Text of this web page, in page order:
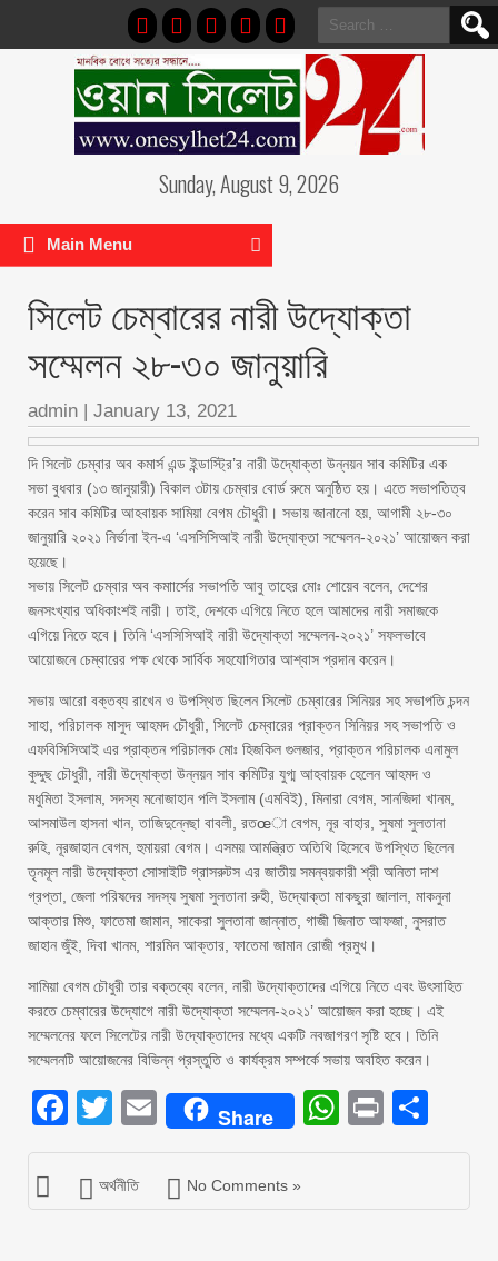
Search
for:
Sunday, August 9, 2026
Main Menu
সিলেট চেম্বারের নারী উদ্যোক্তা
সম্মেলন ২৮-৩০ জানুয়ারি
admin | January 13, 2021
দি সিলেট চেম্বার অব কমার্স এন্ড ইন্ডাস্ট্রি’র নারী উদ্যোক্তা উন্নয়ন সাব কমিটির এক
সভা বুধবার (১৩ জানুয়ারী) বিকাল ৩টায় চেম্বার বোর্ড রুমে অনুষ্ঠিত হয়। এতে সভাপতিত্ব
করেন সাব কমিটির আহবায়ক সামিয়া বেগম চৌধুরী। সভায় জানানো হয়, আগামী ২৮-৩০
জানুয়ারি ২০২১ নির্ভানা ইন-এ ‘এসসিসিআই নারী উদ্যোক্তা সম্মেলন-২০২১’ আয়োজন করা
হয়েছে।
সভায় সিলেট চেম্বার অব কমাার্সের সভাপতি আবু তাহের মোঃ শোয়েব বলেন, দেশের
জনসংখ্যার অধিকাংশই নারী। তাই, দেশকে এগিয়ে নিতে হলে আমাদের নারী সমাজকে
এগিয়ে নিতে হবে। তিনি ‘এসসিসিআই নারী উদ্যোক্তা সম্মেলন-২০২১’ সফলভাবে
আয়োজনে চেম্বারের পক্ষ থেকে সার্বিক সহযোগিতার আশ্বাস প্রদান করেন।
সভায় আরো বক্তব্য রাখেন ও উপস্থিত ছিলেন সিলেট চেম্বারের সিনিয়র সহ সভাপতি চন্দন
সাহা, পরিচালক মাসুদ আহমদ চৌধুরী, সিলেট চেম্বারের প্রাক্তন সিনিয়র সহ সভাপতি ও
এফবিসিসিআই এর প্রাক্তন পরিচালক মোঃ হিজকিল গুলজার, প্রাক্তন পরিচালক এনামুল
কুদ্দুছ চৌধুরী, নারী উদ্যোক্তা উন্নয়ন সাব কমিটির যুগ্ম আহবায়ক হেলেন আহমদ ও
মধুমিতা ইসলাম, সদস্য মনোজাহান পলি ইসলাম (এমবিই), মিনারা বেগম, সানজিদা খানম,
আসমাউল হাসনা খান, তাজিদুন্নেছা বাবলী, রতœা বেগম, নূর বাহার, সুষমা সুলতানা
রুহি, নূরজাহান বেগম, হুমায়রা বেগম। এসময় আমন্ত্রিত অতিথি হিসেবে উপস্থিত ছিলেন
তৃনমূল নারী উদ্যোক্তা সোসাইটি গ্রাসরুটস এর জাতীয় সমন্বয়কারী শ্রী অনিতা দাশ
গ্রপ্তা, জেলা পরিষদের সদস্য সুষমা সুলতানা রুহী, উদ্যোক্তা মাকছুরা জালাল, মাকনুনা
আক্তার মিশু, ফাতেমা জামান, সাকেরা সুলতানা জান্নাত, গাজী জিনাত আফজা, নুসরাত
জাহান জুঁই, দিবা খানম, শারমিন আক্তার, ফাতেমা জামান রোজী প্রমুখ।
সামিয়া বেগম চৌধুরী তার বক্তব্যে বলেন, নারী উদ্যোক্তাদের এগিয়ে নিতে এবং উৎসাহিত
করতে চেম্বারের উদ্যোগে নারী উদ্যোক্তা সম্মেলন-২০২১’ আয়োজন করা হচ্ছে। এই
সম্মেলনের ফলে সিলেটের নারী উদ্যোক্তাদের মধ্যে একটি নবজাগরণ সৃষ্টি হবে। তিনি
সম্মেলনটি আয়োজনের বিভিন্ন প্রস্তুতি ও কার্যক্রম সম্পর্কে সভায় অবহিত করেন।
Facebook
Twitter
EmailShare Print
অর্থনীতি No Comments »